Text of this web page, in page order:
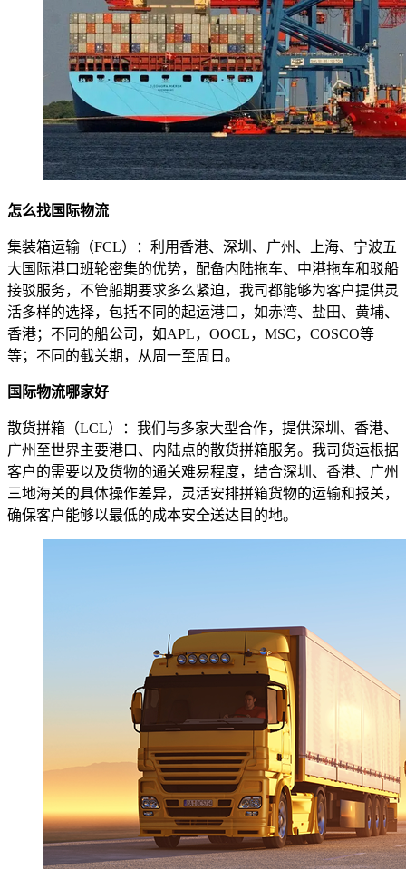
怎么找国际物流
集装箱运输（FCL）：利用香港、深圳、广州、上海、宁波五
大国际港口班轮密集的优势，配备内陆拖车、中港拖车和驳船
接驳服务，不管船期要求多么紧迫，我司都能够为客户提供灵
活多样的选择，包括不同的起运港口，如赤湾、盐田、黄埔、
香港；不同的船公司，如APL，OOCL，MSC，COSCO等
等；不同的截关期，从周一至周日。
国际物流哪家好
散货拼箱（LCL）：我们与多家大型合作，提供深圳、香港、
广州至世界主要港口、内陆点的散货拼箱服务。我司货运根据
客户的需要以及货物的通关难易程度，结合深圳、香港、广州
三地海关的具体操作差异，灵活安排拼箱货物的运输和报关，
确保客户能够以最低的成本安全送达目的地。